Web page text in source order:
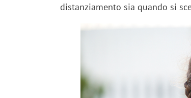
distanziamento sia quando si